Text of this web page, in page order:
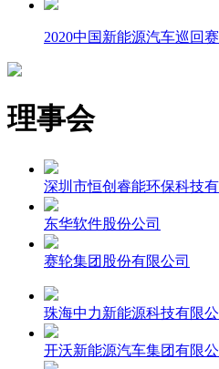
2020中国新能源汽车巡回
理事会
深圳市恒创睿能环保科技
东华软件股份公司
赛轮集团股份有限公司
珠海中力新能源科技有限公
开沃新能源汽车集团有限公